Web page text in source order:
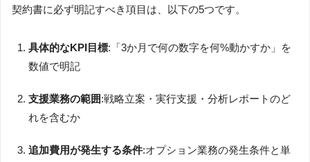
契約書に必ず明記すべき項目は、以下の5つです。
具体的なKPI目標:「3か月で何の数字を何%動かすか」を
数値で明記
支援業務の範囲:戦略立案・実行支援・分析レポートのど
れを含むか
追加費用が発生する条件:オプション業務の発生条件と単